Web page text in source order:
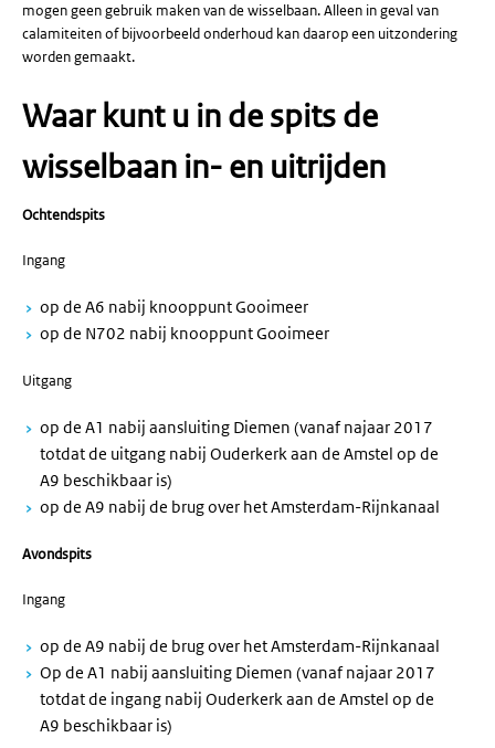
mogen geen gebruik maken van de wisselbaan. Alleen in geval van
calamiteiten of bijvoorbeeld onderhoud kan daarop een uitzondering
worden gemaakt.
Waar kunt u in de spits de
wisselbaan in- en uitrijden
Ochtendspits
Ingang
op de A6 nabij knooppunt Gooimeer
op de N702 nabij knooppunt Gooimeer
Uitgang
op de A1 nabij aansluiting Diemen (vanaf najaar 2017
totdat de uitgang nabij Ouderkerk aan de Amstel op de
A9 beschikbaar is)
op de A9 nabij de brug over het Amsterdam-Rijnkanaal
Avondspits
Ingang
op de A9 nabij de brug over het Amsterdam-Rijnkanaal
Op de A1 nabij aansluiting Diemen (vanaf najaar 2017
totdat de ingang nabij Ouderkerk aan de Amstel op de
A9 beschikbaar is)